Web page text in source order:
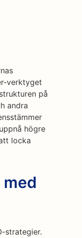
verktyget
på
andra
högre
locka
strategier.